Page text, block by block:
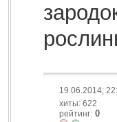
19.06.2014;
хиты: 622
рейтинг: 0